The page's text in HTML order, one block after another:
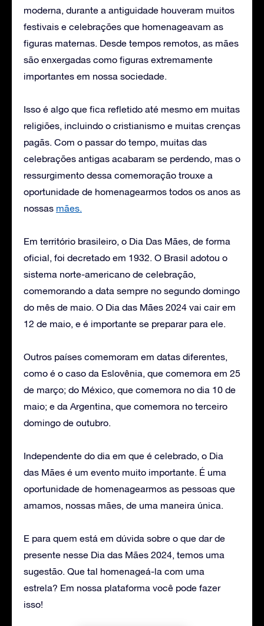
moderna, durante a antiguidade houveram muitos
festivais e celebrações que homenageavam as
figuras maternas. Desde tempos remotos, as mães
são enxergadas como figuras extremamente
importantes em nossa sociedade.
Isso é algo que fica refletido até mesmo em muitas
religiões, incluindo o cristianismo e muitas crenças
pagãs. Com o passar do tempo, muitas das
celebrações antigas acabaram se perdendo, mas o
ressurgimento dessa comemoração trouxe a
oportunidade de homenagearmos todos os anos as
nossas mães.
Em território brasileiro, o Dia Das Mães, de forma
oficial, foi decretado em 1932. O Brasil adotou o
sistema norte-americano de celebração,
comemorando a data sempre no segundo domingo
do mês de maio. O Dia das Mães 2024 vai cair em
12 de maio, e é importante se preparar para ele.
Outros países comemoram em datas diferentes,
como é o caso da Eslovênia, que comemora em 25
de março; do México, que comemora no dia 10 de
maio; e da Argentina, que comemora no terceiro
domingo de outubro.
Independente do dia em que é celebrado, o Dia
das Mães é um evento muito importante. É uma
oportunidade de homenagearmos as pessoas que
amamos, nossas mães, de uma maneira única.
E para quem está em dúvida sobre o que dar de
presente nesse Dia das Mães 2024, temos uma
sugestão. Que tal homenageá-la com uma
estrela? Em nossa plataforma você pode fazer
isso!